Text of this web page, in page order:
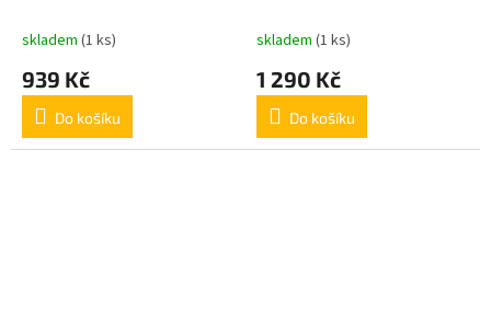
skladem (1 ks)
939 Kč
Do košíku
černá, 7325741
skladem (1 ks)
1 290 Kč
Do košíku